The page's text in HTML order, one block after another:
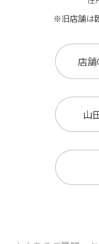
※旧店舗は
店
山